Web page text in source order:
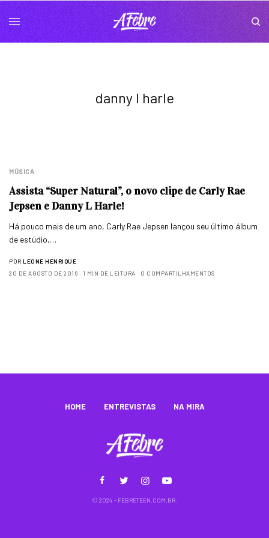
danny l harle
MÚSICA
Assista “Super Natural”, o novo clipe de Carly Rae
Jepsen e Danny L Harle!
Há pouco mais de um ano, Carly Rae Jepsen lançou seu último álbum
de estúdio,…
POR LEONE HENRIQUE
20 DE AGOSTO DE 2016
1 MIN DE LEITURA 0 COMPARTILHAMENTOS
HOME ENTREVISTAS NA MIRA
© 2024 - FEBRETEEN.COM.BR.